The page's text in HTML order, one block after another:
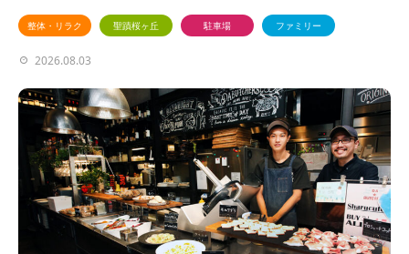
整体・リラク 聖蹟桜ヶ丘 駐車場 ファミリー
2026.08.03